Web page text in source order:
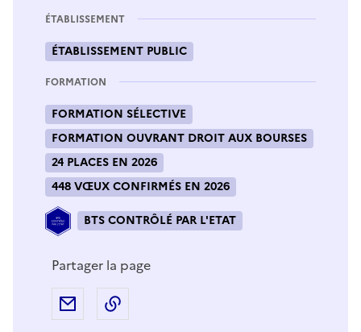
ÉTABLISSEMENT
ÉTABLISSEMENT PUBLIC
FORMATION
FORMATION SÉLECTIVE
FORMATION OUVRANT DROIT AUX BOURSES
24 PLACES EN 2026
448 VŒUX CONFIRMÉS EN 2026
BTS CONTRÔLÉ PAR L'ETAT
Partager la page
Partager par e-mail